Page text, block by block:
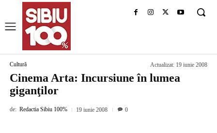
Cultură Actualizat: 19 iunie 2008
Cinema Arta: Incursiune în lumea
giganţilor
de: Redactia Sibiu 100% 19 iunie 2008 0